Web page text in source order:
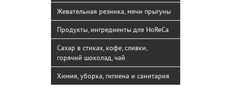
Жевательная резинка, мячи прыгуны
Продукты, ингредиенты для HoReCa
Сахар в стиках, кофе, сливки,
горячий шоколад, чай
Химия, уборка, гигиена и санитария